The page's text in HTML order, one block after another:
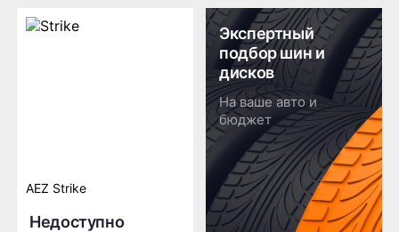
AEZ Strike
Недоступно
Экспертный
подбор шин и
дисков
На ваше авто и
бюджет